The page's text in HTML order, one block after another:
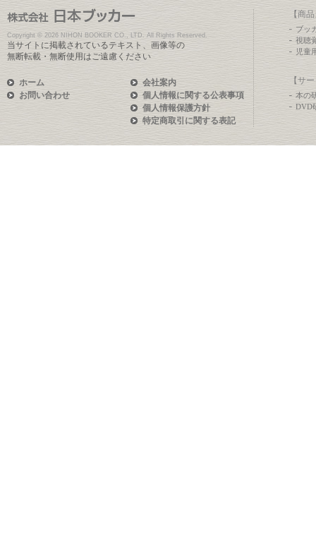
Copyright © 2026 NIHON BOOKER CO., LTD. All Rights Reserved.
当サイトに掲載されているテキスト、画像等の
無断転載・無断使用はご遠慮ください
ホーム
お問い合わせ
会社案内
個人情報に関する公表事項
個人情報保護方針
特定商取引に関する表記
【商
ブッ
視聴
児童
【サ
本の
DVD